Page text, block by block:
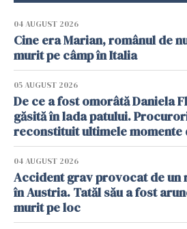
04 AUGUST 2026
Cine era Marian, românul de
murit pe câmp în Italia
05 AUGUST 2026
De ce a fost omorâtă Daniela
găsită în lada patului.
reconstituit ultimele momente
04 AUGUST 2026
Accident grav provocat de un
în Austria. Tatăl său a fost
murit pe loc